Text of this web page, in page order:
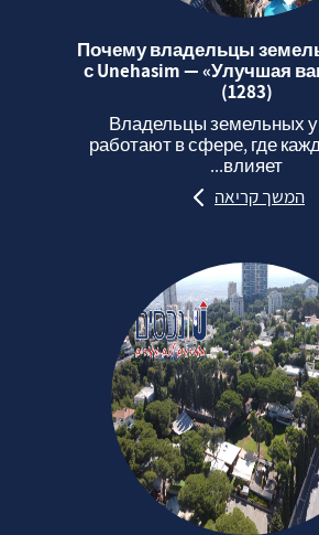
Почему владельцы
с Unehasim — «Улучшая
(1283)
Владельцы земельных
работают в сфере, где
влияет...
המשך קריאה